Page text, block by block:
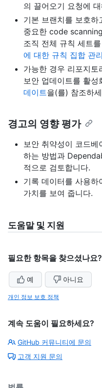
의 끌어오기 요청에
기본 브랜치를 보호하
중요한 code
조직 전체 규칙 세트
에 대한 규칙 집합 관리
가능한 경우 리포지토
보안 업데이트를 활성
데이트을(를) 참조하
경고의 영향 평가
보안 취약성이 코드
하는 방법과
적으로 검토합니다.
기록 데이터를 사용하
가치를 보여 줍니다.
도움말 및 지원
필요한 항목을 찾으셨나요?
예 아니요
개인 정보 보호 정책
계속 도움이 필요하세요?
GitHub 커뮤니티에 문의
고객 지원 문의